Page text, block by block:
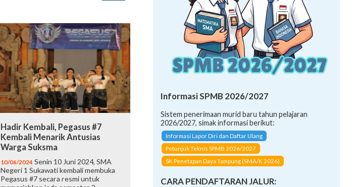
Hadir Kembali, Pegasus #7
Kembali Menarik Antusias
Warga Suksma
10/06/2024 Senin 10 Juni 2024, SMA
Negeri 1 Sukawati kembali membuka
Pegasus #7 secara resmi untuk
Informasi SPMB 2026/2027
Sistem penerimaan murid baru tahun pelajaran
2026/2027, simak informasi berikut:
Informasi Lapor Diri dan Daftar Ulang
Petunjuk Teknis SPMB 2026/2027
SK Penetapan Daya Tampung (SMA/K 2026)